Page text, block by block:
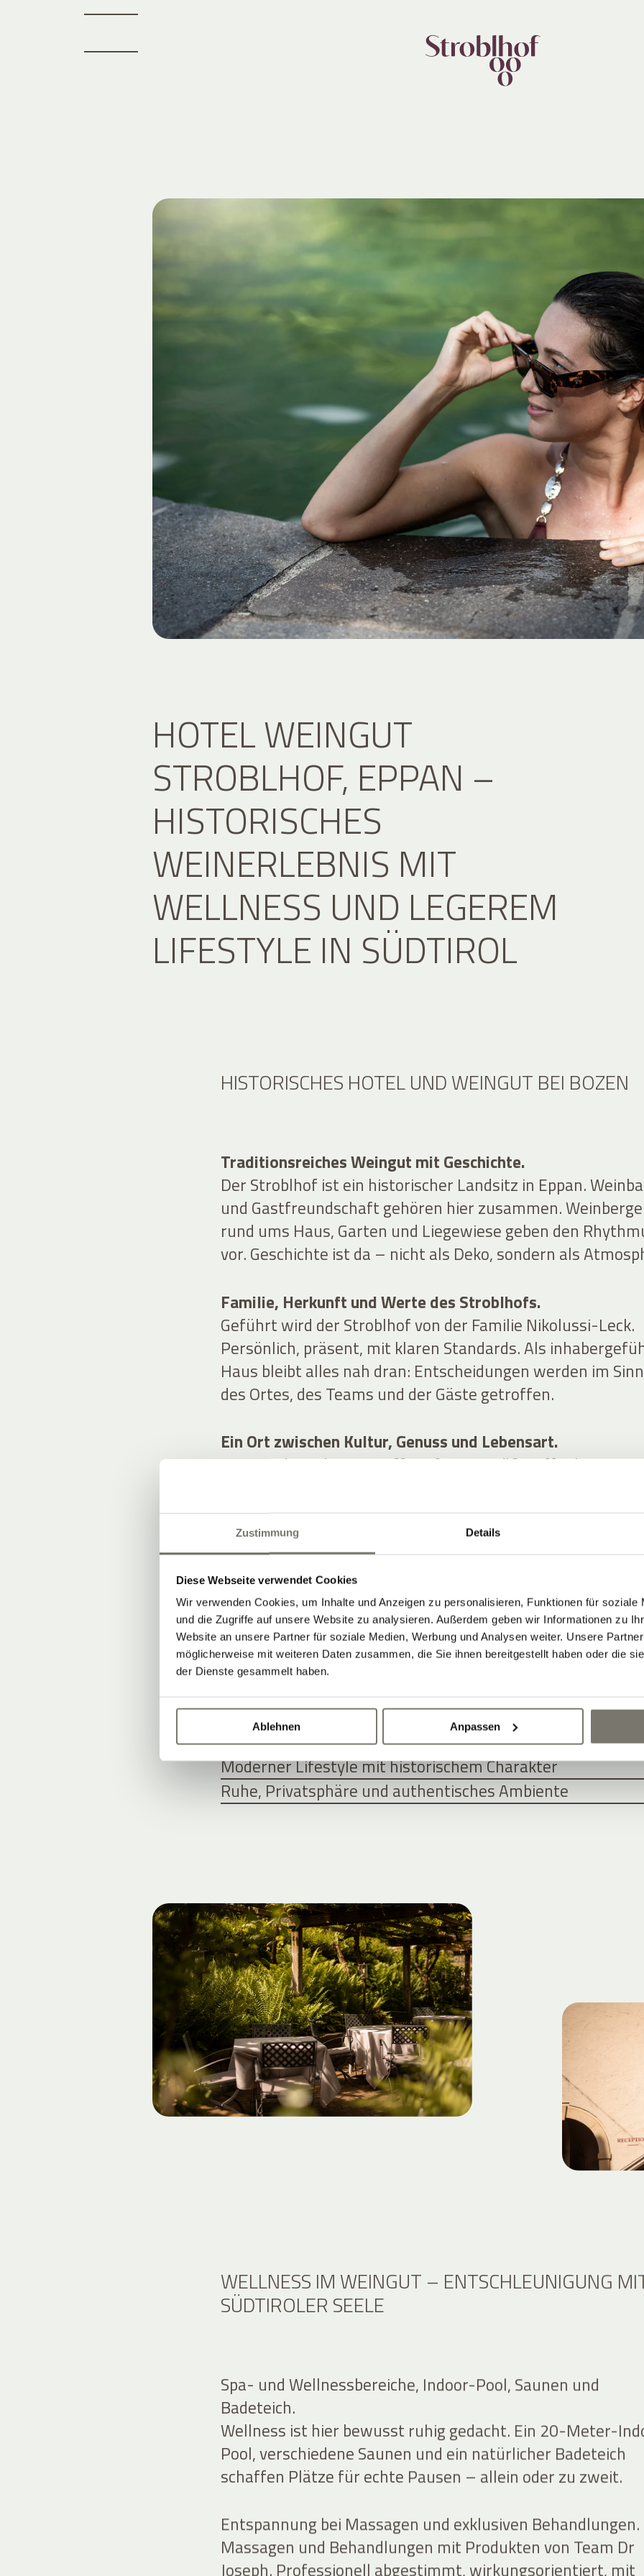
Zustimmung Details
Diese Webseite verwendet Cookies
Wir verwenden Cookies, um Inhalte und Anzeigen zu personalisieren, Funktionen für soziale
und die Zugriffe auf unsere Website zu analysieren. Außerdem geben wir Informationen zu
Website an unsere Partner für soziale Medien, Werbung und Analysen weiter. Unsere
möglicherweise mit weiteren Daten zusammen, die Sie ihnen bereitgestellt haben oder die
der Dienste gesammelt haben.
Ablehnen Anpassen
HOTEL WEINGUT
STROBLHOF, EPPAN –
HISTORISCHES
WEINERLEBNIS MIT
WELLNESS UND LEGEREM
LIFESTYLE IN SÜDTIROL
HISTORISCHES HOTEL UND WEINGUT BEI BOZEN
Traditionsreiches Weingut mit Geschichte.
Der Stroblhof ist ein historischer Landsitz in Eppan.
und Gastfreundschaft gehören hier zusammen. Weinberge
rund ums Haus, Garten und Liegewiese geben den
vor. Geschichte ist da – nicht als Deko, sondern als
Familie, Herkunft und Werte des Stroblhofs.
Geführt wird der Stroblhof von der Familie Nikolussi-Leck.
Persönlich, präsent, mit klaren Standards. Als
Haus bleibt alles nah dran: Entscheidungen werden im
des Ortes, des Teams und der Gäste getroffen.
Ein Ort zwischen Kultur, Genuss und Lebensart.
Historische Substanz trifft auf zeitgemäße Offenheit.
Ergebnis: ein entspannter Ort mit Stil – ohne steife
Inszenierung.
UNSERE ANGEBOTE FÜR SIE
STILVOLL WOHNEN IM HISTORISCHEN WEINGUT-
Zimmer, Suiten und Apartments treffen zeitgemäße
Moderner Lifestyle mit historischem Charakter
Ruhe, Privatsphäre und authentisches Ambiente
WELLNESS IM WEINGUT – ENTSCHLEUNIGUNG
SÜDTIROLER SEELE
Spa- und Wellnessbereiche, Indoor-Pool, Saunen und
Badeteich.
Wellness ist hier bewusst ruhig gedacht. Ein 20-Meter-
Pool, verschiedene Saunen und ein natürlicher Badeteich
schaffen Plätze für echte Pausen – allein oder zu zweit.
Entspannung bei Massagen und exklusiven Behandlungen.
Massagen und Behandlungen mit Produkten von Team Dr
Joseph. Professionell abgestimmt, wirkungsorientiert, mit